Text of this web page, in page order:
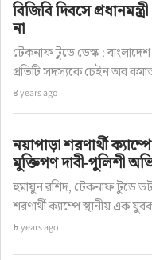
বিজিবি দিবসে
না
টেকনাফ টুডে ডেস্ক : বাংলাদেশ
প্রতিটি সদস্যকে চেইন অব
৪ years ago
নয়াপাড়া শরণার্থী
মুক্তিপণ দাবী-পুলিশী
হুমায়ুন রশিদ, টেকনাফ টুডে
শরণার্থী ক্যাম্পে স্থানীয় এক
৮ years ago